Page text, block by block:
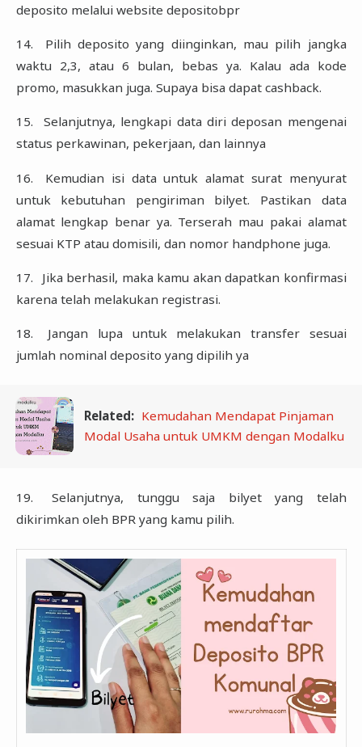
deposito melalui website depositobpr
‎14.‎
Pilih deposito yang diinginkan, mau pilih jangka
waktu 2,3, atau 6 bulan, bebas ya. Kalau ‎ada kode
promo, masukkan juga. Supaya bisa dapat cashback.‎
‎15.‎
Selanjutnya, lengkapi data diri deposan mengenai
status perkawinan, pekerjaan, dan ‎lainnya
‎16.‎
Kemudian isi data untuk alamat surat menyurat
untuk kebutuhan pengiriman bilyet. ‎Pastikan data
alamat lengkap benar ya. Terserah mau pakai alamat
sesuai KTP atau ‎domisili, dan nomor handphone juga.‎
‎17.‎
Jika berhasil, maka kamu akan dapatkan konfirmasi
karena telah melakukan registrasi.‎
‎18.‎
Jangan lupa untuk melakukan transfer sesuai
jumlah nominal deposito yang dipilih ya
Related: Kemudahan Mendapat Pinjaman
Modal Usaha untuk UMKM dengan Modalku
‎19.‎
Selanjutnya, tunggu saja bilyet yang telah
dikirimkan oleh BPR yang kamu pilih.‎